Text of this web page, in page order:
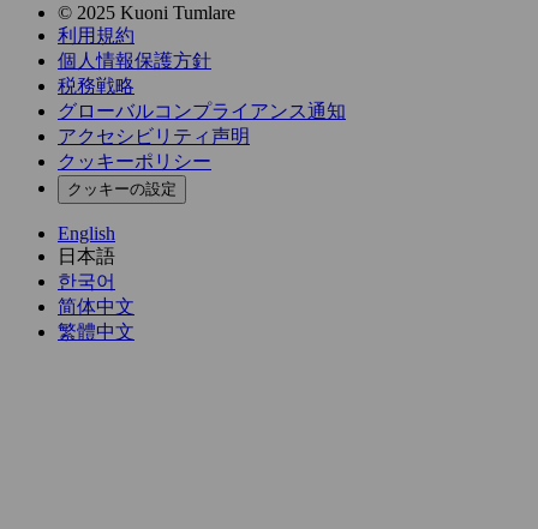
© 2025 Kuoni Tumlare
利用規約
個人情報保護方針
税務戦略
グローバルコンプライアンス通知
アクセシビリティ声明
クッキーポリシー
クッキーの設定
English
日本語
한국어
简体中文
繁體中文